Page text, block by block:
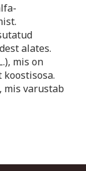
alates.
mis on
mis varustab